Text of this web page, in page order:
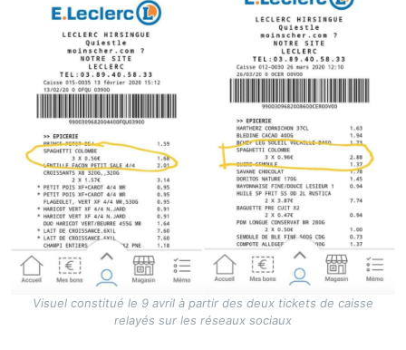
Visuel constitué le 9 avril à partir des deux tickets de caisse
relayés sur les réseaux sociaux